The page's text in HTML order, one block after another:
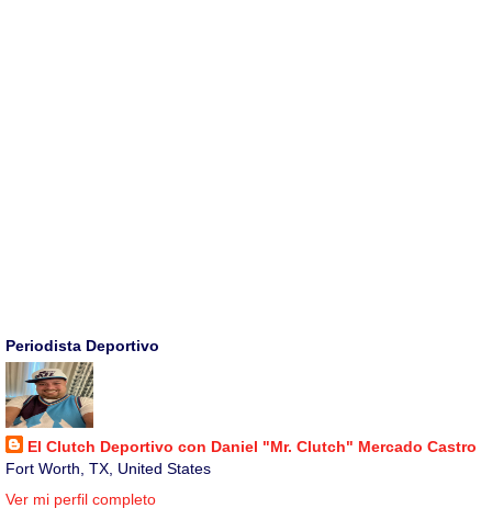
Periodista Deportivo
El Clutch Deportivo con Daniel "Mr. Clutch" Mercado Castro
Fort Worth, TX, United States
Ver mi perfil completo